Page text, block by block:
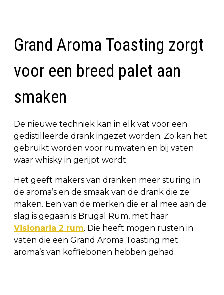
Grand Aroma Toasting zorgt
voor een breed palet aan
smaken
De nieuwe techniek kan in elk vat voor een
gedistilleerde drank ingezet worden. Zo kan het
gebruikt worden voor rumvaten en bij vaten
waar whisky in gerijpt wordt.
Het geeft makers van dranken meer sturing in
de aroma’s en de smaak van de drank die ze
maken. Een van de merken die er al mee aan de
slag is gegaan is Brugal Rum, met haar
Visionaria 2 rum. Die heeft mogen rusten in
vaten die een Grand Aroma Toasting met
aroma’s van koffiebonen hebben gehad.